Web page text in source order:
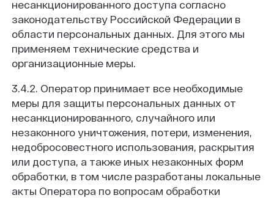
несанкционированного доступа согласно
законодательству Российской Федерации в
области персональных данных. Для этого мы
применяем технические средства и
организационные меры.
3.4.2. Оператор принимает все необходимые
меры для защиты персональных данных от
несанкционированного, случайного или
незаконного уничтожения, потери, изменения,
недобросовестного использования, раскрытия
или доступа, а также иных незаконных форм
обработки, в том числе разработаны локальные
акты Оператора по вопросам обработки